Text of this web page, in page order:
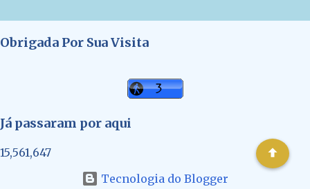
Obrigada Por Sua Visita
Já passaram por aqui
15,561,647
Tecnologia do Blogger